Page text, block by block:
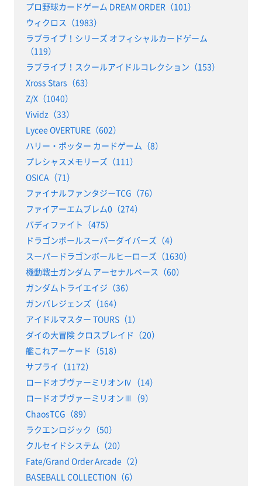
プロ野球カードゲーム DREAM ORDER（101）
ウィクロス（1983）
ラブライブ！シリーズ オフィシャルカードゲーム
（119）
ラブライブ！スクールアイドルコレクション（153）
Xross Stars（63）
Z/X（1040）
Vividz（33）
Lycee OVERTURE（602）
ハリー・ポッター カードゲーム（8）
プレシャスメモリーズ（111）
OSICA（71）
ファイナルファンタジーTCG（76）
ファイアーエムブレム0（274）
バディファイト（475）
ドラゴンボールスーパーダイバーズ（4）
スーパードラゴンボールヒーローズ（1630）
機動戦士ガンダム アーセナルベース（60）
ガンダムトライエイジ（36）
ガンバレジェンズ（164）
アイドルマスター TOURS（1）
ダイの大冒険 クロスブレイド（20）
艦これアーケード（518）
サプライ（1172）
ロードオブヴァーミリオンⅣ（14）
ロードオブヴァーミリオンⅢ（9）
ChaosTCG（89）
ラクエンロジック（50）
クルセイドシステム（20）
Fate/Grand Order Arcade（2）
BASEBALL COLLECTION（6）